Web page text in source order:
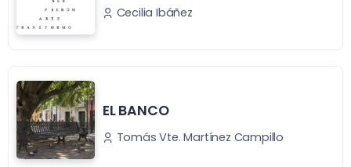
Cecilia Ibáñez
EL BANCO
Tomás Vte. Martínez Campillo